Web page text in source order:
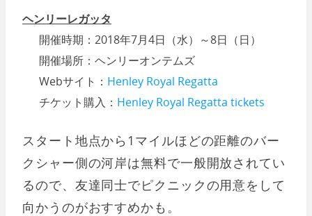
ヘンリーレガッタ
開催時期：2018年7月4日（水）～8日（日）
開催場所：ヘンリーオンテムズ
Webサイト： Henley Royal Regatta
チケット購入： Henley Royal Regatta tickets
スタート地点から1マイルほどの距離のバー
クシャー側の河岸は無料で一般開放されてい
るので、友達同士でピクニックの用意をして
向かうのがおすすめかも。